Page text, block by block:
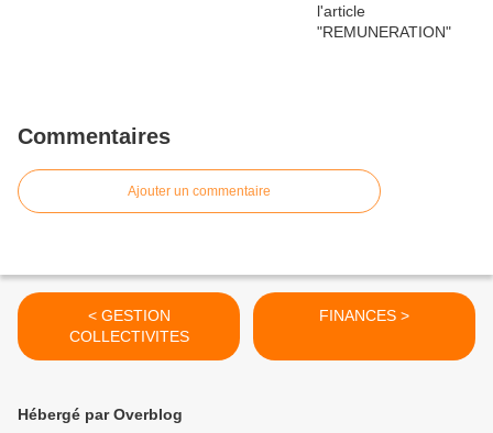
Commentaires
Ajouter un commentaire
< GESTION
COLLECTIVITES
FINANCES >
Hébergé par Overblog